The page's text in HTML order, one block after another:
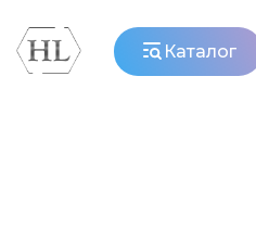
Каталог